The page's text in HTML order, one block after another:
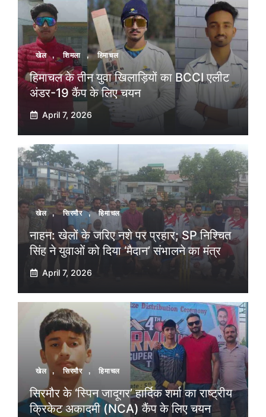
खेल , शिमला , हिमाचल
हिमाचल के तीन युवा खिलाड़ियों का BCCI एलीट
अंडर-19 कैंप के लिए चयन
April 7, 2026
खेल , सिरमौर , हिमाचल
नाहन: खेलों के जरिए नशे पर प्रहार; SP निश्चित
सिंह ने युवाओं को दिया ‘मैदान’ संभालने का मंत्र
April 7, 2026
खेल , सिरमौर , हिमाचल
सिरमौर के ‘स्पिन जादूगर’ हार्दिक शर्मा का राष्ट्रीय
क्रिकेट अकादमी (NCA) कैंप के लिए चयन